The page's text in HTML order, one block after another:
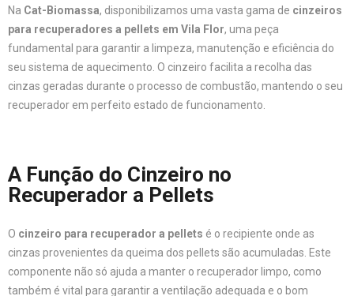
Na Cat-Biomassa, disponibilizamos uma vasta gama de cinzeiros
para recuperadores a pellets em Vila Flor, uma peça
fundamental para garantir a limpeza, manutenção e eficiência do
seu sistema de aquecimento. O cinzeiro facilita a recolha das
cinzas geradas durante o processo de combustão, mantendo o seu
recuperador em perfeito estado de funcionamento.
A Função do Cinzeiro no
Recuperador a Pellets
O cinzeiro para recuperador a pellets é o recipiente onde as
cinzas provenientes da queima dos pellets são acumuladas. Este
componente não só ajuda a manter o recuperador limpo, como
também é vital para garantir a ventilação adequada e o bom